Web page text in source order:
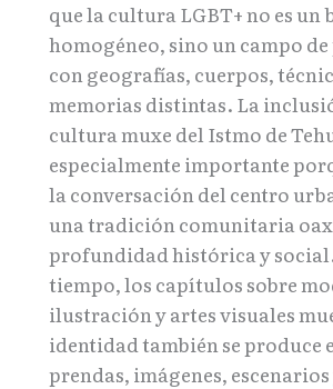
que la cultura LGBT+ no es un
homogéneo, sino un campo
con geografías, cuerpos,
memorias distintas. La
cultura muxe del Istmo de
especialmente importante
la conversación del centro
una tradición comunitaria
profundidad histórica y
tiempo, los capítulos sobre
ilustración y artes visuales
identidad también se produce
prendas, imágenes,